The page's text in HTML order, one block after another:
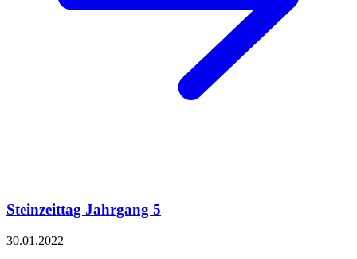
Steinzeittag Jahrgang 5
30.01.2022